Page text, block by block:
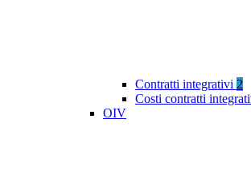
Contratti integrativi 2
Costi contratti
OIV